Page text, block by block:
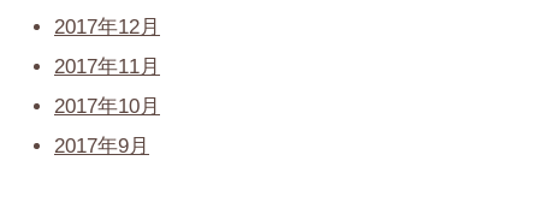
2017年12月
2017年11月
2017年10月
2017年9月